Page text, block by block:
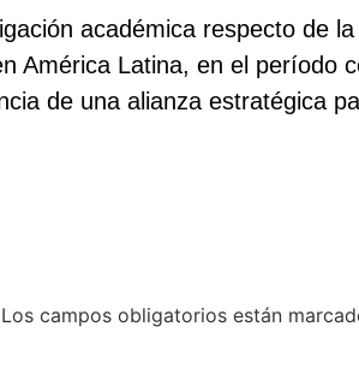
académica respecto de
América Latina, en el período
de una alianza estratégica
Los campos obligatorios están